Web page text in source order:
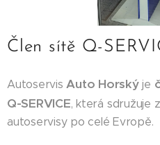
Člen sítě Q-
AutoservisAuto Horskýje
Q-SERVICE, která sdružuje
autoservisy po celé Evropě.